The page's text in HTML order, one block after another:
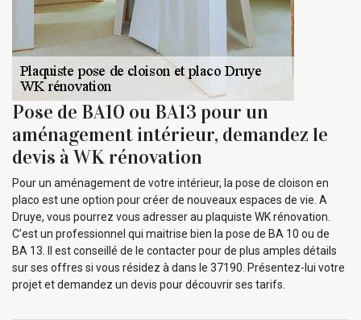
Pose de BA10 ou BA13 pour un
aménagement intérieur, demandez le
devis à WK rénovation
Pour un aménagement de votre intérieur, la pose de cloison en
placo est une option pour créer de nouveaux espaces de vie. A
Druye, vous pourrez vous adresser au plaquiste WK rénovation.
C’est un professionnel qui maitrise bien la pose de BA 10 ou de
BA 13. Il est conseillé de le contacter pour de plus amples détails
sur ses offres si vous résidez à dans le 37190. Présentez-lui votre
projet et demandez un devis pour découvrir ses tarifs.